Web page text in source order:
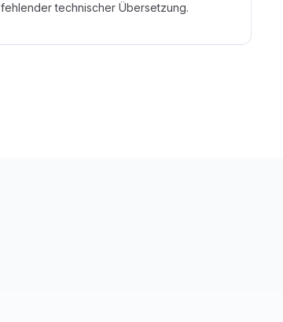
fehlender technischer Übersetzung.